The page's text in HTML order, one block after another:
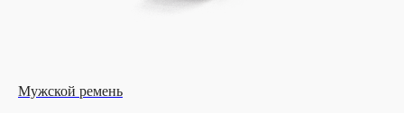
Мужской ремень